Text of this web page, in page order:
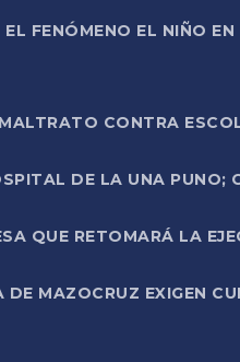
FENÓMENO EL NIÑO
CONTRA
DE LA UNA PUNO;
QUE RETOMARÁ LA
MAZOCRUZ EXIGEN